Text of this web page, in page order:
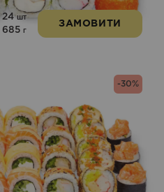
24 шт
685 г
ЗАМОВИТИ
-30%